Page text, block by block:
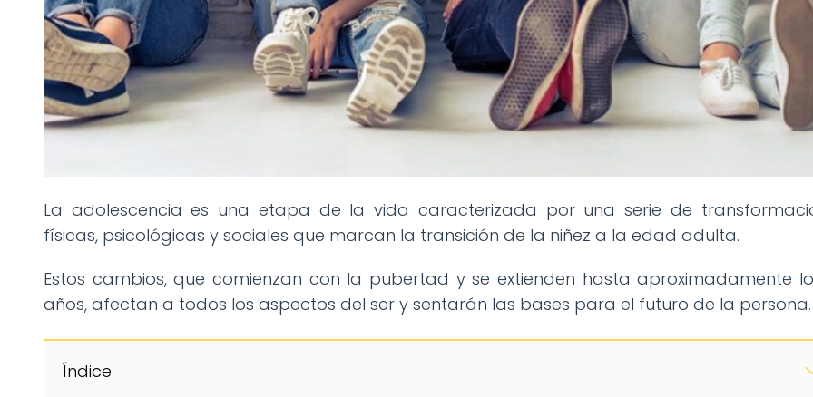
La adolescencia es una etapa de la vida caracterizada por una serie de
físicas, psicológicas y sociales que marcan la transición de la niñez a la edad adulta.
Estos cambios, que comienzan con la pubertad y se extienden hasta aproximadamente
años, afectan a todos los aspectos del ser y sentarán las bases para el futuro de la persona.
Índice